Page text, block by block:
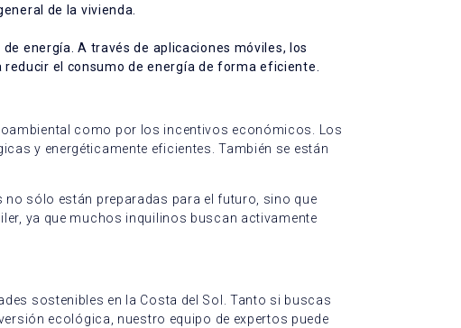
de la vivienda.
energía. A través de aplicaciones móviles, los
el consumo de energía de forma eficiente.
como por los incentivos económicos. Los
y energéticamente eficientes. También se están
sólo están preparadas para el futuro, sino que
ya que muchos inquilinos buscan activamente
sostenibles en la Costa del Sol. Tanto si buscas
ecológica, nuestro equipo de expertos puede